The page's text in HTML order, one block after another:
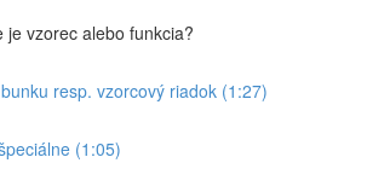
je vzorec alebo funkcia?
resp. vzorcový riadok (1:27)
(1:05)